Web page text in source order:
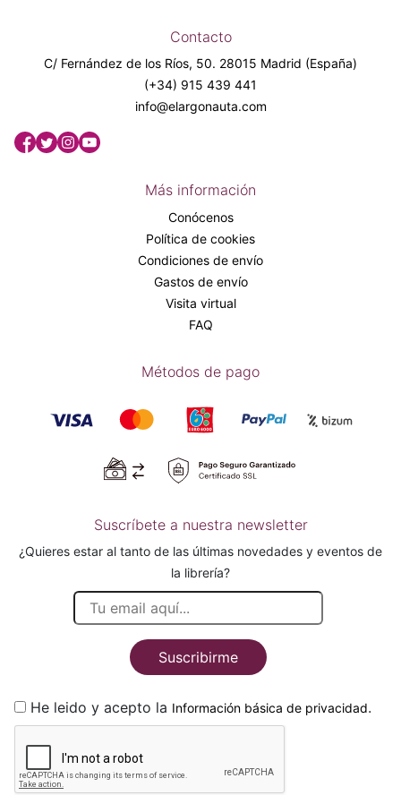
Contacto
C/ Fernández de los Ríos, 50. 28015 Madrid (España)
(+34) 915 439 441
info@elargonauta.com
Más información
Conócenos
Política de cookies
Condiciones de envío
Gastos de envío
Visita virtual
FAQ
Métodos de pago
Suscríbete a nuestra newsletter
¿Quieres estar al tanto de las últimas novedades y eventos de
la librería?
Suscribirme
He leido y acepto la Información básica de privacidad.